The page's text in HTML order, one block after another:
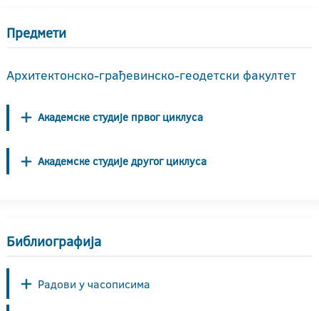
Предмети
Архитектонско-грађевинско-геодетски факултет
Академске студије првог циклуса
Академске студије другог циклуса
Библиографија
Радови у часописима